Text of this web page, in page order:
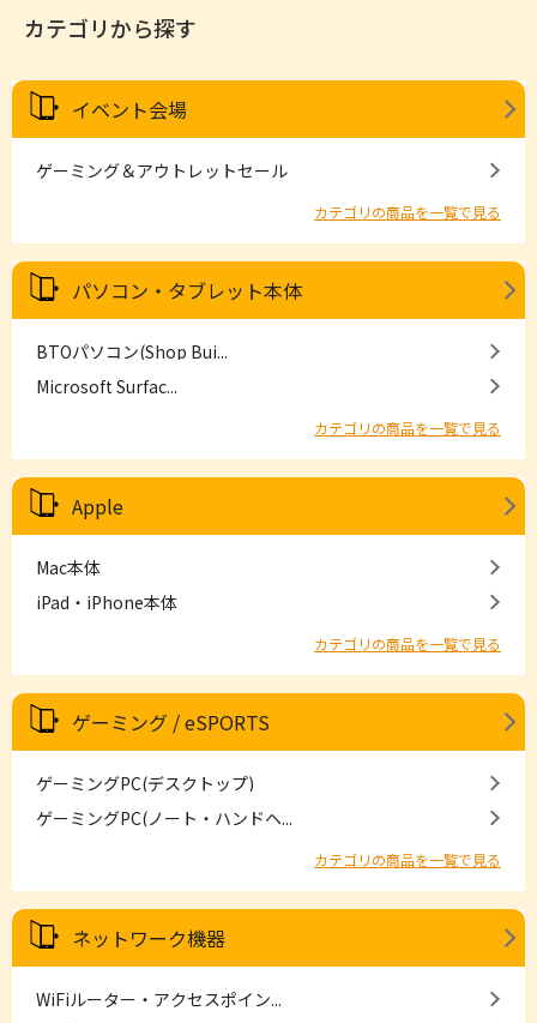
カテゴリから探す
イベント会場
ゲーミング＆アウトレットセール
カテゴリの商品を一覧で見る
パソコン・タブレット本体
BTOパソコン(Shop Bui...
Microsoft Surfac...
カテゴリの商品を一覧で見る
Apple
Mac本体
iPad・iPhone本体
カテゴリの商品を一覧で見る
ゲーミング / eSPORTS
ゲーミングPC(デスクトップ)
ゲーミングPC(ノート・ハンドヘ...
カテゴリの商品を一覧で見る
ネットワーク機器
WiFiルーター・アクセスポイン...